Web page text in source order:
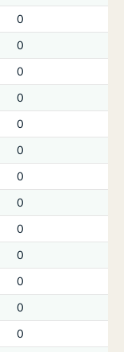
0
0
0
0
0
0
0
0
0
0
0
0
0